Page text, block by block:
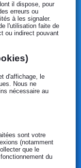
il dispose, pour
erreurs ou
à les signaler.
l'utilisation faite de
ou indirect pouvant
d'affichage, le
Nous ne
nécessaire au
sont votre
(notamment
que le
du